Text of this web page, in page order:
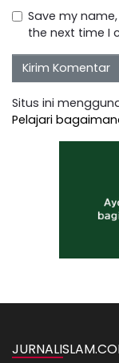
Save my
the next time I
Situs ini
Pelajari